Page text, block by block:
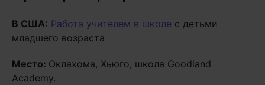
В США: Работа учителем в школе с детьми
младшего возраста
Место: Оклахома, Хьюго, школа Goodland
Academy.